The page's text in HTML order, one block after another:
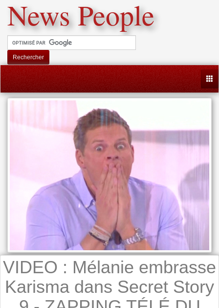
News People
Rechercher
VIDEO : Mélanie embrasse
Karisma dans Secret Story